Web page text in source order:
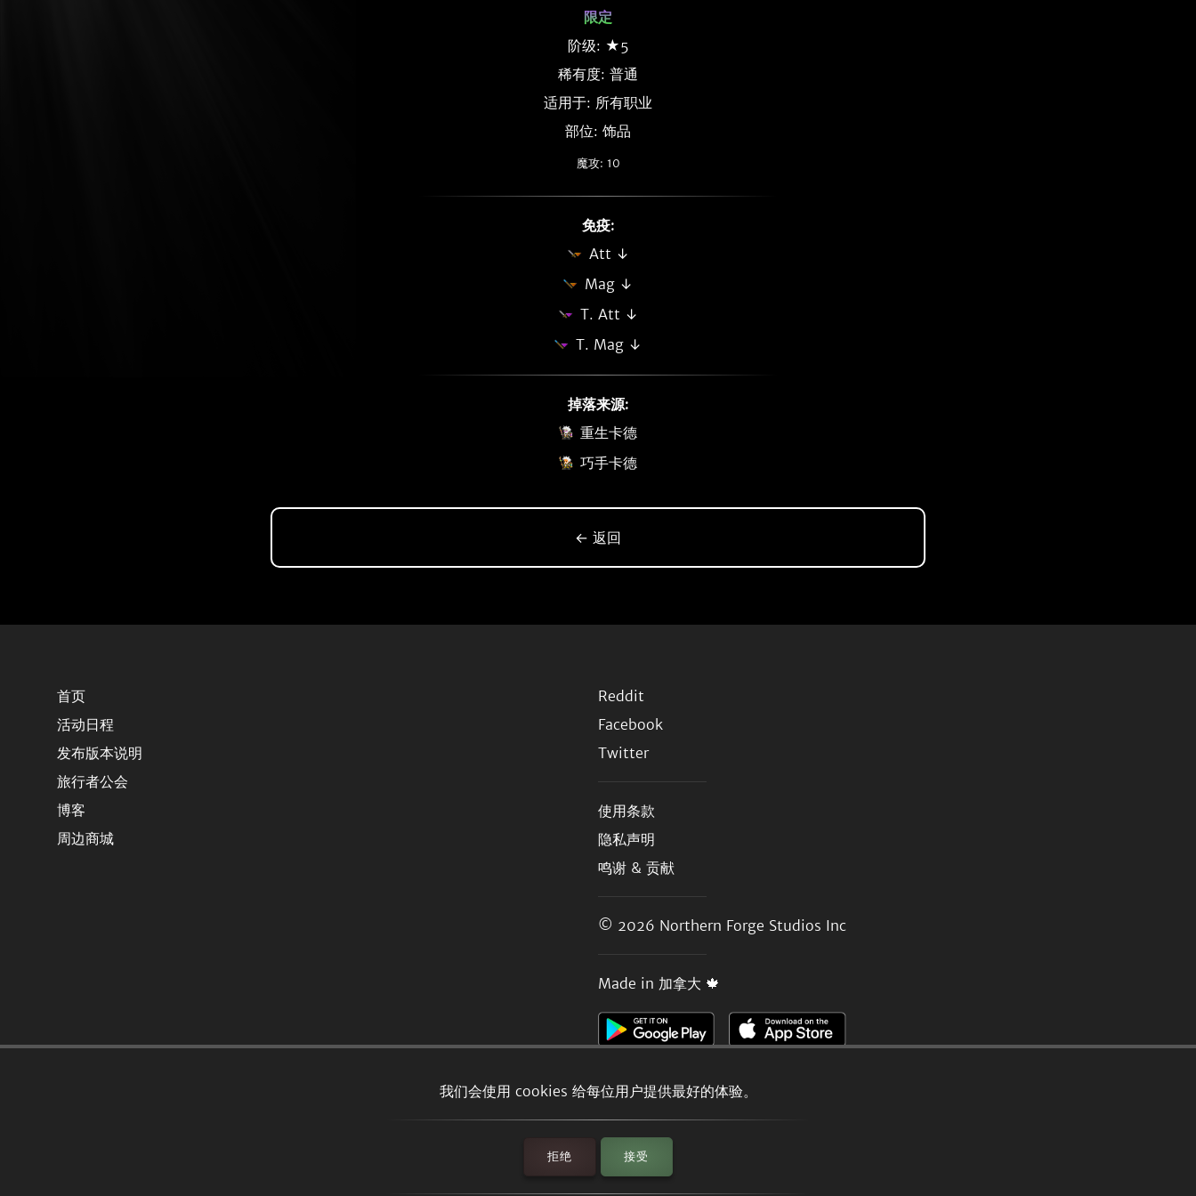
我们会使用 cookies 给每位用户提供最好的体验。
拒绝 接受
限定
阶级: ★5
稀有度: 普通
适用于: 所有职业
部位: 饰品
魔攻: 10
免疫:
Att ↓
Mag ↓
T. Att ↓
T. Mag ↓
掉落来源:
重生卡德
巧手卡德
← 返回
首页
活动日程
发布版本说明
旅行者公会
博客
周边商城
Reddit
Facebook
Twitter
使用条款
隐私声明
鸣谢 & 贡献
© 2026 Northern Forge Studios Inc
Made in 加拿大 🍁